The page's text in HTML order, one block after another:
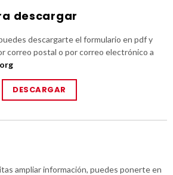
descargar
descargarte el formulario en pdf y
correo postal o por correo electrónico a
DESCARGAR
ampliar información, puedes ponerte en